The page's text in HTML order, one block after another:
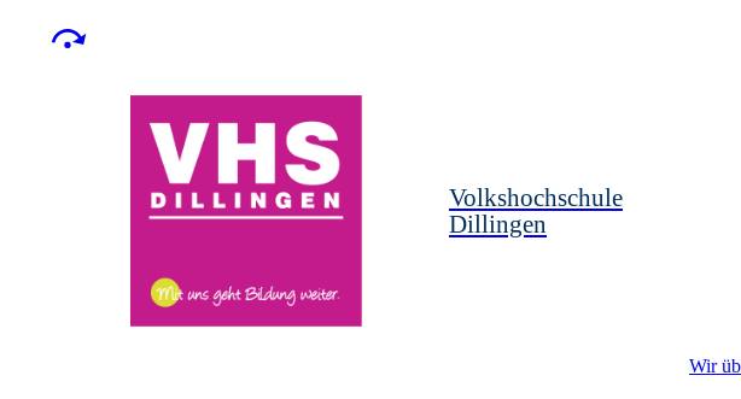
Volkshochschule
Dillingen
Wir